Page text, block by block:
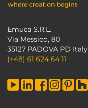
Emuca S.R.L.
Via Messico, 80
35127 PADOVA PD Italy
(+48) 61 624 64 11